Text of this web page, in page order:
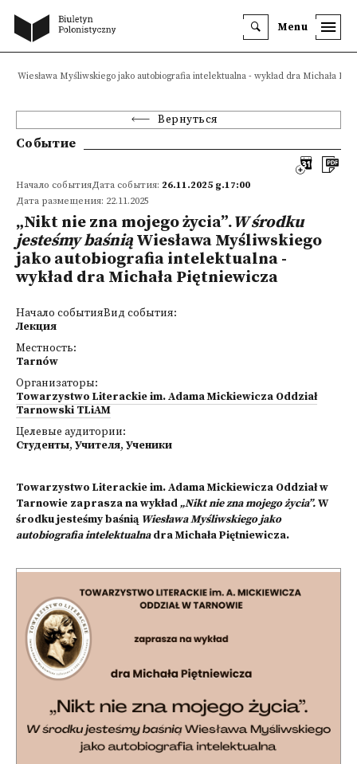
Menu
Wiesława Myśliwskiego jako autobiografia intelektualna - wykład dra Michała
Вернуться
Событие
Начало событияДата события: 26.11.2025 g.17:00
Дата размещения: 22.11.2025
„Nikt nie zna mojego życia”.W środku
jesteśmy baśniąWiesława Myśliwskiego
jako autobiografia intelektualna -
wykład dra Michała Piętniewicza
Начало событияВид события:
Лекция
Местность:
Tarnów
Организаторы:
Towarzystwo Literackie im. Adama Mickiewicza Oddział
Tarnowski TLiAM
Целевые аудитории:
Студенты, Учителя, Ученики
Towarzystwo Literackie im. Adama Mickiewicza Oddział w
Tarnowie zaprasza na wykład„Nikt nie zna mojego życia”.W
środku jesteśmy baśnią Wiesława Myśliwskiego jako
autobiografia intelektualnadra Michała Piętniewicza.